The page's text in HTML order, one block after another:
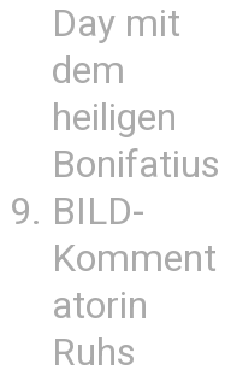
Day mit
dem
heiligen
Bonifatius
BILD-
Komment
atorin
Ruhs